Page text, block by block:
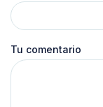
Tu comentario